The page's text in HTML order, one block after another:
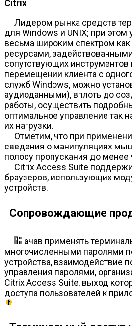
Citrix
Лидером рынка средств
для Windows и UNIX; при
весьма широким спектром
ресурсами,
сопутствующих
перемещении клиента с
служб Windows, можно
аудиоданными), вплоть до
работы, осуществить
оптимальное управление
их нагрузки.
Отметим, что при
сведения о манипуляциях
полосу пропускания до
Citrix Access Suite
браузеров, использующих
устройств.
Сопровождающие
ачав применять
многочисленными паролями
устройства, взаимодействие
управления паролями,
Citrix Access Suite, выход
доступа пользователей к